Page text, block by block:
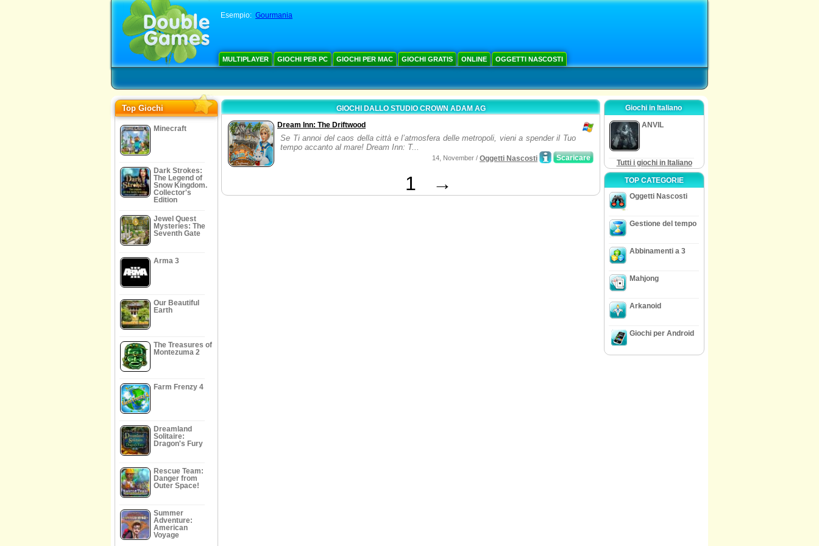
Esempio: Gourmania
MULTIPLAYER GIOCHI PER PC GIOCHI PER MAC GIOCHI GRATIS ONLINE OGGETTI NASCOSTI
Top Giochi
Minecraft
Dark Strokes:
The Legend of
Snow Kingdom.
Collector's
Edition
Jewel Quest
Mysteries: The
Seventh Gate
Arma 3
Our Beautiful
Earth
The Treasures of
Montezuma 2
Farm Frenzy 4
Dreamland
Solitaire:
Dragon's Fury
Rescue Team:
Danger from
Outer Space!
Summer
Adventure:
American
Voyage
GIOCHI DALLO STUDIO CROWN ADAM AG
Dream Inn: The Driftwood
Se Ti annoi del caos della città e l’atmosfera delle metropoli, vieni a spender il Tuo
tempo accanto al mare! Dream Inn: T...
Scaricare
14, November / Oggetti Nascosti
1 →
Giochi in Italiano
ANVIL
Tutti i giochi in Italiano
TOP CATEGORIE
Oggetti Nascosti
Gestione del tempo
Abbinamenti a 3
Mahjong
Arkanoid
Giochi per Android